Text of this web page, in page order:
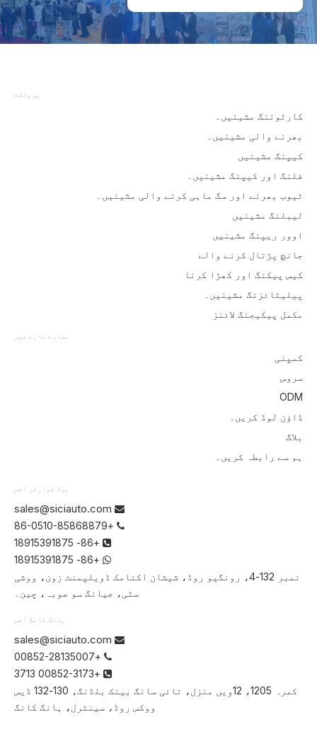
پروڈکٹ
کارٹوننگ مشینیں۔
بھرنے والی مشینیں۔
کیپنگ مشینیں
فلنگ اور کیپنگ مشینیں۔
ٹیوب بھرنے اور سگ ماہی کرنے والی مشینیں۔
لیبلنگ مشینیں
اوور ریپنگ مشینیں
جانچ پڑتال کرنے والے
کیس پیکنگ اور کھڑا کرنا
پیلیٹائزنگ مشینیں۔
مکمل پیکیجنگ لائنز
ہمارے بارے میں
کمپنی
سروس
ODM
ڈاؤن لوڈ کریں۔
بلاگ
ہم سے رابطہ کریں۔
ہیڈ کوارٹر آفس

sales@siciauto.com

+86-0510-85868879

+86- 18915391875

+86- 18915391875
نمبر 132-4، رونگیو روڈ، شیشان اکنامک ڈویلپمنٹ زون، ووشی
سٹی، جیانگ سو صوبہ، چین۔
ہانگ کانگ آفس

sales@siciauto.com

+00852-28135007

+00852-3173 3713
کمرہ 1205، 12ویں منزل، تائی سانگ بینک بلڈنگ، 130-132 ڈیس
ووکس روڈ، سینٹرل، ہانگ کانگ